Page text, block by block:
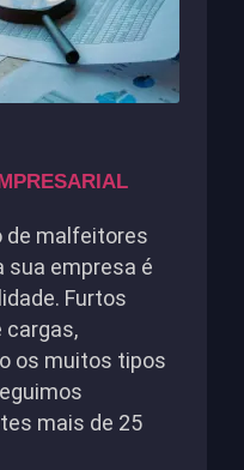
de malfeitores
sua empresa é
Furtos
cargas,
os muitos tipos
mais de 25